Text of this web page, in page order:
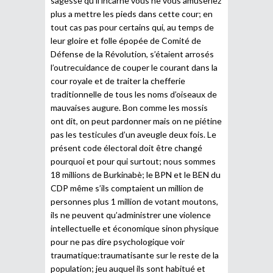
plus a mettre les pieds dans cette cour; en
tout cas pas pour certains qui, au temps de
leur gloire et folle épopée de Comité de
Défense de la Révolution, s’étaient arrosés
l’outrecuidance de couper le courant dans la
cour royale et de traiter la chefferie
traditionnelle de tous les noms d’oiseaux de
mauvaises augure. Bon comme les mossis
ont dit, on peut pardonner mais on ne piétine
pas les testicules d’un aveugle deux fois. Le
présent code électoral doit être changé
pourquoi et pour qui surtout; nous sommes
18 millions de Burkinabè; le BPN et le BEN du
CDP même s’ils comptaient un million de
personnes plus 1 million de votant moutons,
ils ne peuvent qu’administrer une violence
intellectuelle et économique sinon physique
pour ne pas dire psychologique voir
traumatique:traumatisante sur le reste de la
population; jeu auquel ils sont habitué et